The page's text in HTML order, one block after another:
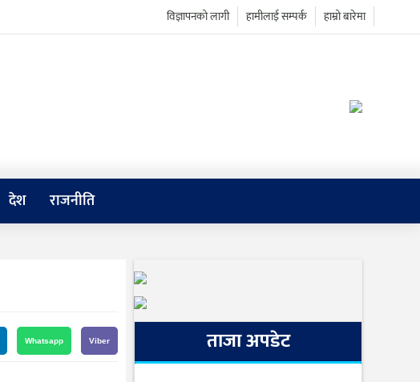
हाम्रो बारेमा
हामीलाई सम्पर्क
विज्ञापनको लागी
देश राजनीति
Whatsapp Viber ताजा अपडेट